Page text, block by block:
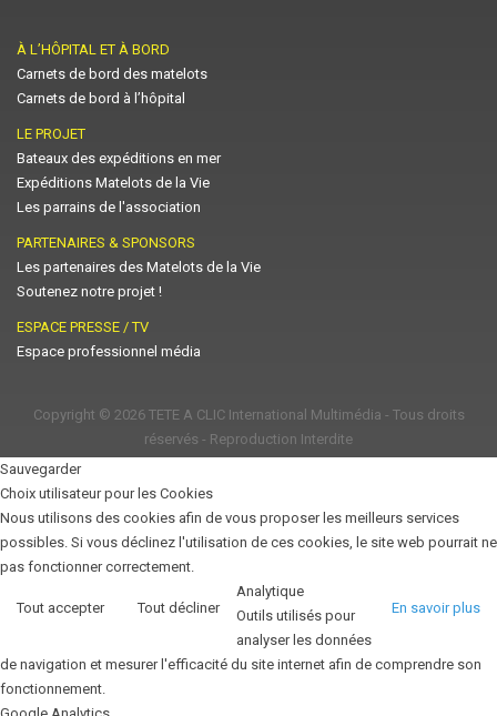
À L’HÔPITAL ET À BORD
Carnets de bord des matelots
Carnets de bord à l’hôpital
LE PROJET
Bateaux des expéditions en mer
Expéditions Matelots de la Vie
Les parrains de l'association
PARTENAIRES & SPONSORS
Les partenaires des Matelots de la Vie
Soutenez notre projet !
ESPACE PRESSE / TV
Espace professionnel média
Copyright © 2026 TETE A CLIC International Multimédia - Tous droits
réservés - Reproduction Interdite
Sauvegarder
Choix utilisateur pour les Cookies
Nous utilisons des cookies afin de vous proposer les meilleurs services
possibles. Si vous déclinez l'utilisation de ces cookies, le site web pourrait ne
pas fonctionner correctement.
Tout accepter Tout décliner En savoir plus
Analytique
Outils utilisés pour
analyser les données
de navigation et mesurer l'efficacité du site internet afin de comprendre son
fonctionnement.